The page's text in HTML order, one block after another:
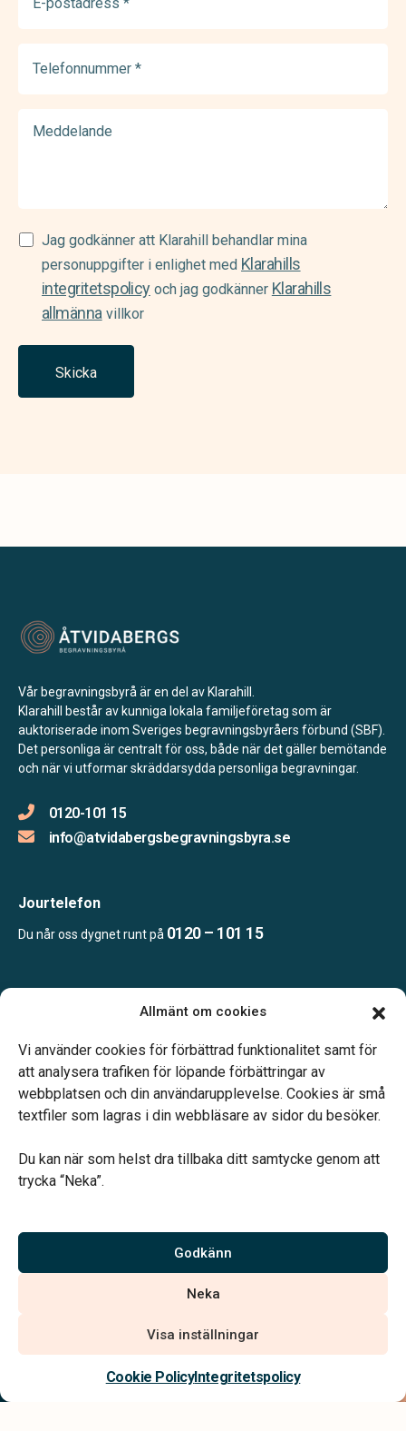
Allmänt om cookies
Vi använder cookies för förbättrad funktionalitet samt för
att analysera trafiken för löpande förbättringar av
webbplatsen och din användarupplevelse. Cookies är små
textfiler som lagras i din webbläsare av sidor du besöker.
Du kan när som helst dra tillbaka ditt samtycke genom att
trycka “Neka”.
Godkänn
Neka
Visa inställningar
Cookie PolicyIntegritetspolicy
postadress
(Required)
Samtycke
(Required)
Jag godkänner att Klarahill behandlar mina
personuppgifter i enlighet med Klarahills
integritetspolicyoch jag godkänner Klarahills
allmännavillkor
Skicka
Kontakta oss
Vår begravningsbyrå är en del av Klarahill.
Klarahill består av kunniga lokala familjeföretag som är
auktoriserade inom Sveriges begravningsbyråers förbund (SBF).
Det personliga är centralt för oss, både när det gäller bemötande
och när vi utformar skräddarsydda personliga begravningar.
0120-101 15
info@atvidabergsbegravningsbyra.se
Jourtelefon
Du når oss dygnet runt på 0120 – 101 15
Jourtelefon dygnet runt.
Vårt systerbolag Verahill hjälper dig med familjejuridiken –
Vi är auktoriserade av Sveriges Begravningsbyråers Förbund och
har högt ställda krav på utbildning, kvalitet, miljö och arbetsmiljö.